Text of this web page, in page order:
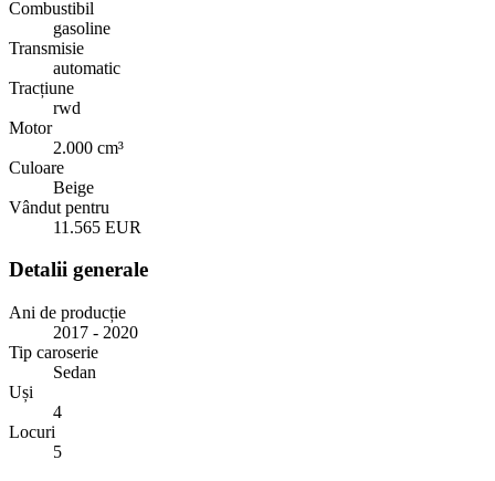
Combustibil
gasoline
Transmisie
automatic
Tracțiune
rwd
Motor
2.000 cm³
Culoare
Beige
Vândut pentru
11.565 EUR
Detalii generale
Ani de producție
2017 - 2020
Tip caroserie
Sedan
Uși
4
Locuri
5